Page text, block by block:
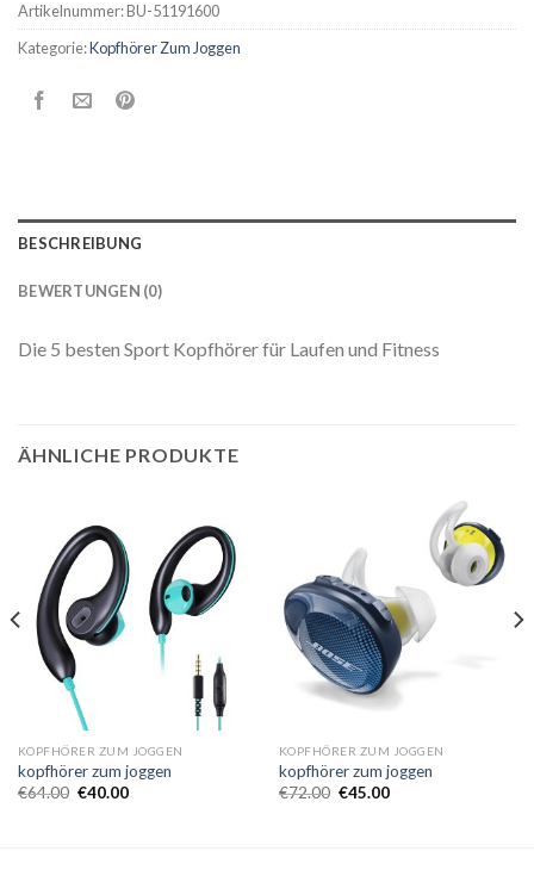
Artikelnummer:BU-51191600
Kategorie:Kopfhörer Zum Joggen
BESCHREIBUNG
BEWERTUNGEN (0)
Die 5 besten Sport Kopfhörer für Laufen und Fitness
ÄHNLICHE PRODUKTE
KOPFHÖRER ZUM JOGGEN
kopfhörer zum joggen
€64.00 €40.00
KOPFHÖRER ZUM JOGGEN
kopfhörer zum joggen
€72.00 €45.00